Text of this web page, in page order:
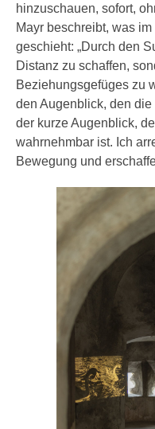
hinzuschauen, sofort,
Mayr beschreibt, was
geschieht: „Durch den
Distanz zu schaffen,
Beziehungsgefüges zu
den Augenblick, den die
der kurze Augenblick,
wahrnehmbar ist. Ich
Bewegung und